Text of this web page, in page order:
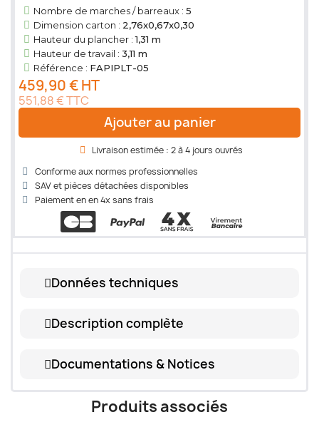
Nombre de marches / barreaux : 5
Dimension carton : 2,76x0,67x0,30
Hauteur du plancher :1,31 m
Hauteur de travail : 3,11 m
Référence : FAPIPLT-05
459,90 € HT
551,88 € TTC
Ajouter au panier
Livraison estimée : 2 à 4 jours ouvrés
Conforme aux normes professionnelles
SAV et pièces détachées disponibles
Paiement en en 4x sans frais
Données techniques
Description complète
Documentations & Notices
Produits associés